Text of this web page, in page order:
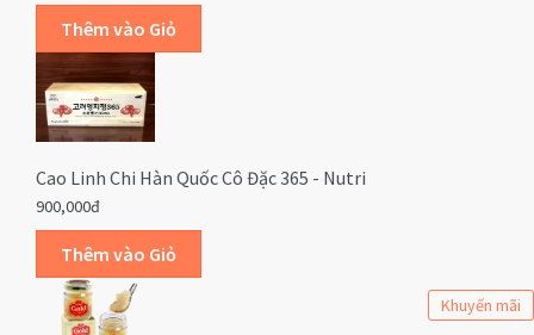
Cao Linh Chi Hàn Quốc Cô Đặc 365 - Nutri
900,000đ
Khuyến mãi